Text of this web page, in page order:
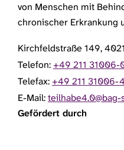
von Menschen mit
chronischer Erkrankung
Kirchfeldstraße 149,
Telefon: +49 211 31006-
Telefax: +49 211 31006-
E-Mail:
Gefördert durch